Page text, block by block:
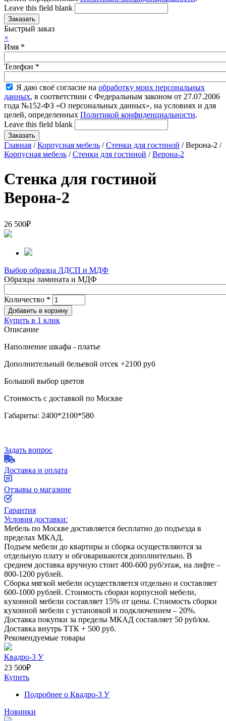
Leave this field blank
Быстрый заказ
×
Имя *
Телефон *
Я даю своё согласие на обработку моих персональных
данных, в соответствии с Федеральным законом от 27.07.2006
года №152-ФЗ «О персональных данных», на условиях и для
целей, определенных Политикой конфиденциальности.
Leave this field blank
Главная /Корпусная мебель /Стенки для гостиной / Верона-2 /
Корпусная мебель /Стенки для гостиной /Верона-2
Стенка для гостиной
Верона-2
26 500₽
Выбор образца ЛДСП и МДФ
Образцы ламината и МДФ
Количество *
Купить в 1 клик
Описание
Наполнение шкафа - платье
Дополнительный бельевой отсек +2100 руб
Большой выбор цветов
Стоимость с доставкой по Москве
Габариты: 2400*2100*580
Задать вопрос
Доставка и оплата
Отзывы о магазине
Гарантия
Условия доставки:
Мебель по Москве доставляется бесплатно до подъезда в
пределах МКАД.
Подъем мебели до квартиры и сборка осуществляются за
отдельную плату и обговариваются дополнительно. В
среднем доставка вручную стоит 400-600 руб/этаж, на лифте –
800-1200 рублей.
Сборка мягкой мебели осуществляется отдельно и составляет
600-1000 рублей. Стоимость сборки корпусной мебели,
кухонной мебели составляет 15% от цены. Стоимость сборки
кухонной мебели с установкой и подключением – 20%.
Доставка покупки за пределы МКАД составляет 50 руб/км.
Доставка внутрь ТТК + 500 руб.
Рекомендуемые товары
Квадро-3 У
23 500₽
Купить
Подробнее о Квадро-3 У
Новинки